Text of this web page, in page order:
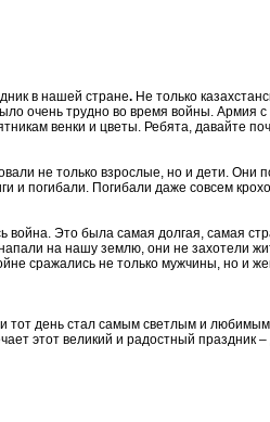
в нашей стране. Не только
очень трудно во время войны. Армия
венки и цветы. Ребята, давайте
не только взрослые, но и дети.
и погибали. Погибали даже совсем
война. Это была самая долгая, самая
на нашу землю, они не захотели
сражались не только мужчины, но и
и тот день стал самым светлым и
этот великий и радостный праздник